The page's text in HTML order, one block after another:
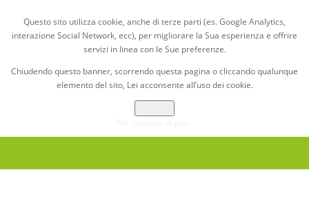
Questo sito utilizza cookie, anche di terze parti (es. Google Analytics,
interazione Social Network, ecc), per migliorare la Sua esperienza e offrire
servizi in linea con le Sue preferenze.
Chiudendo questo banner, scorrendo questa pagina o cliccando qualunque
elemento del sito, Lei acconsente all’uso dei cookie.